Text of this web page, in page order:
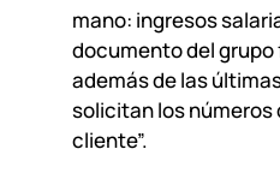
mano: ingresos
documento del grupo
además de las
solicitan los números
cliente”.